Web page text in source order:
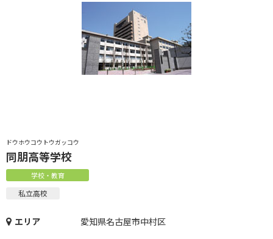
ドウホウコウトウガッコウ
同朋高等学校
学校・教育
私立高校
エリア 愛知県名古屋市中村区